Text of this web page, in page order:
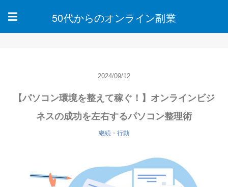
☰ 50代からのオンライン副業
2024/09/12
【パソコン環境を整えて稼ぐ！】オンラインビジ
ネスの成功を左右するパソコン整理術
継続・行動